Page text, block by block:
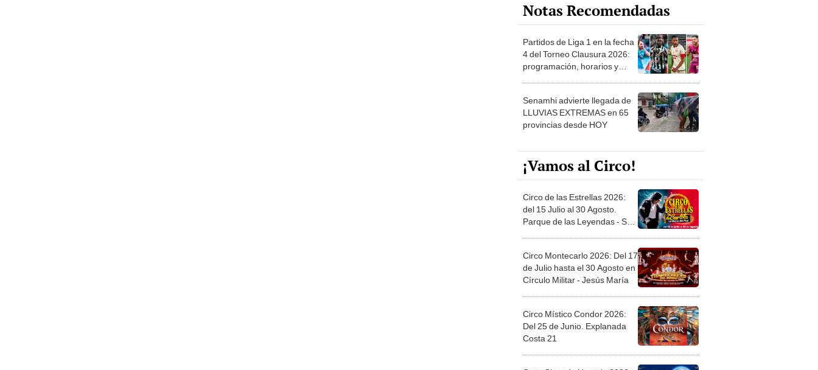
Notas Recomendadas
Partidos de Liga 1 en la fecha
4 del Torneo Clausura 2026:
programación, horarios y
Senamhi advierte llegada de
LLUVIAS EXTREMAS en 65
provincias desde HOY
¡Vamos al Circo!
Circo de las Estrellas 2026:
del 15 Julio al 30 Agosto.
Parque de las Leyendas - San
Circo Montecarlo 2026: Del 17
de Julio hasta el 30 Agosto en
Círculo Militar - Jesús María
Circo Místico Condor 2026:
Del 25 de Junio. Explanada
Costa 21